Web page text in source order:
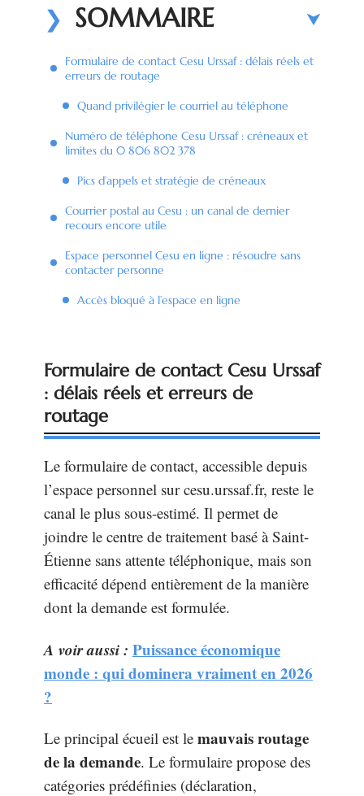
SOMMAIRE
Formulaire de contact Cesu Urssaf : délais réels et
erreurs de routage
Quand privilégier le courriel au téléphone
Numéro de téléphone Cesu Urssaf : créneaux et
limites du 0 806 802 378
Pics d’appels et stratégie de créneaux
Courrier postal au Cesu : un canal de dernier
recours encore utile
Espace personnel Cesu en ligne : résoudre sans
contacter personne
Accès bloqué à l’espace en ligne
Formulaire de contact Cesu Urssaf
: délais réels et erreurs de
routage
Le formulaire de contact, accessible depuis
l’espace personnel sur cesu.urssaf.fr, reste le
canal le plus sous-estimé. Il permet de
joindre le centre de traitement basé à Saint-
Étienne sans attente téléphonique, mais son
efficacité dépend entièrement de la manière
dont la demande est formulée.
A voir aussi : Puissance économique
monde : qui dominera vraiment en 2026
?
Le principal écueil est le mauvais routage
de la demande. Le formulaire propose des
catégories prédéfinies (déclaration,